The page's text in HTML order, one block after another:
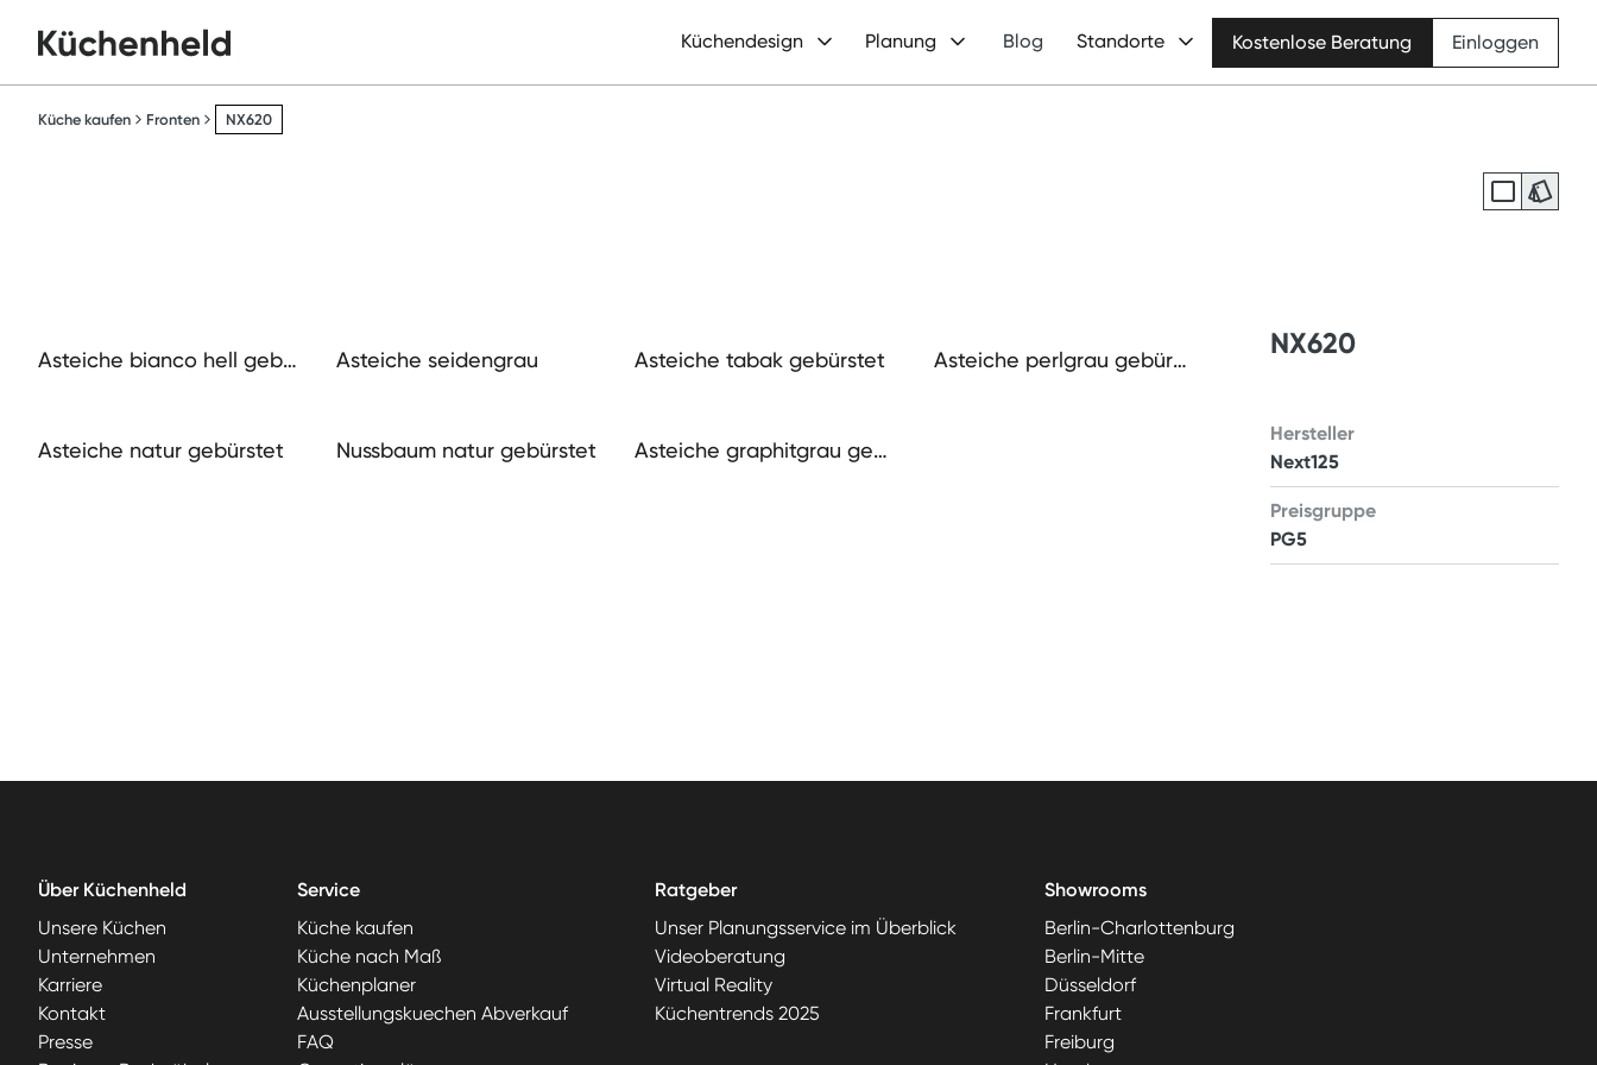
Küchendesign Planung Blog Standorte Kostenlose Beratung Einloggen
Küche kaufen Fronten NX620
Asteiche bianco hell geb
Asteiche seidengrau Asteiche tabak gebürstet
Asteiche perlgrau gebürst
Asteiche natur gebürstet Nussbaum natur gebürstet
Asteiche graphitgrau geb
NX620
Hersteller
Next125
Preisgruppe
PG5
Über Küchenheld
Unsere Küchen
Unternehmen
Karriere
Kontakt
Presse
Service
Küche kaufen
Küche nach Maß
Küchenplaner
Ausstellungskuechen Abverkauf
FAQ
Ratgeber
Unser Planungsservice im Überblick
Videoberatung
Virtual Reality
Küchentrends 2025
Showrooms
Berlin-Charlottenburg
Berlin-Mitte
Düsseldorf
Frankfurt
Freiburg